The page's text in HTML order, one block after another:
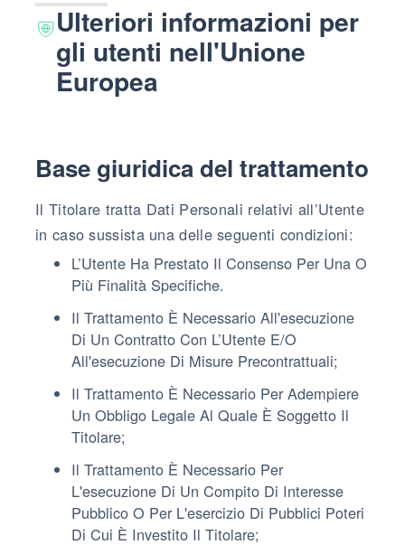
Ulteriori informazioni per
gli utenti nell'Unione
Europea
Base giuridica del trattamento
Il Titolare tratta Dati Personali relativi all’Utente
in caso sussista una delle seguenti condizioni:
L’Utente Ha Prestato Il Consenso Per Una O
Più Finalità Specifiche.
Il Trattamento È Necessario All'esecuzione
Di Un Contratto Con L’Utente E/o
All'esecuzione Di Misure Precontrattuali;
Il Trattamento È Necessario Per Adempiere
Un Obbligo Legale Al Quale È Soggetto Il
Titolare;
Il Trattamento È Necessario Per
L'esecuzione Di Un Compito Di Interesse
Pubblico O Per L'esercizio Di Pubblici Poteri
Di Cui È Investito Il Titolare;